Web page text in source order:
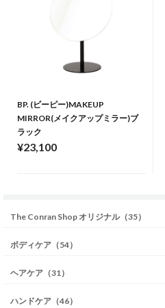
BP. (ビーピー)MAKEUP
MIRROR(メイクアップミラー)ブ
ラック
¥23,100
The Conran Shop オリジナル（35）
ボディケア（54）
ヘアケア（31）
ハンドケア（46）